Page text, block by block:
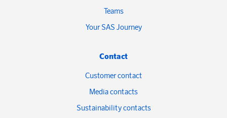
Teams
Your SAS Journey
Contact
Customer contact
Media contacts
Sustainability contacts